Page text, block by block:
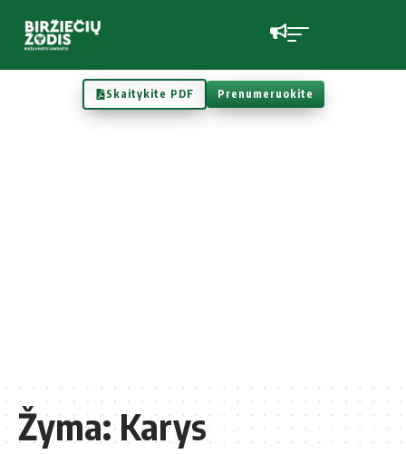
Skaitykite PDF Prenumeruokite
Žyma:Karys